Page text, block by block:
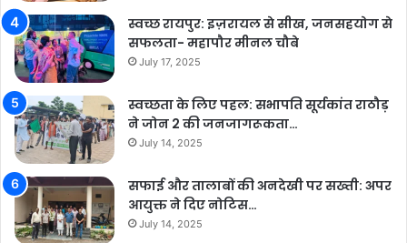
स्वच्छ रायपुर: इज़रायल से सीख, जनसहयोग से
सफलता- महापौर मीनल चौबे
July 17, 2025
स्वच्छता के लिए पहल: सभापति सूर्यकांत राठौड़
ने जोन 2 की जनजागरूकता…
July 14, 2025
सफाई और तालाबों की अनदेखी पर सख्ती: अपर
आयुक्त ने दिए नोटिस…
July 14, 2025